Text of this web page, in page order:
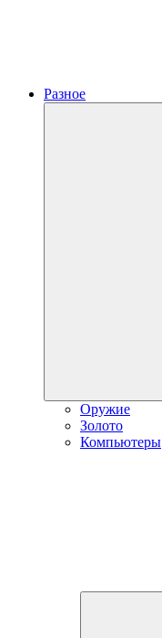
Разное
Оружие
Золото
Компьютеры